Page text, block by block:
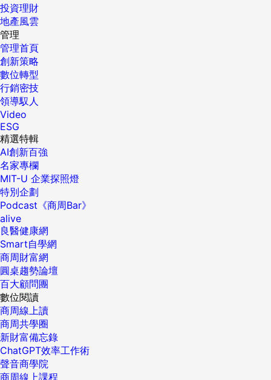
投資理財
地產風雲
管理
管理首頁
創新策略
數位轉型
行銷密技
領導馭人
Video
ESG
精選特輯
AI創新百強
名家專欄
MIT-U 企業探照燈
特別企劃
Podcast《商周Bar》
alive
良醫健康網
Smart自學網
商周財富網
圓桌趨勢論壇
百大顧問團
數位閱讀
商周線上讀
商周共學圈
新財富備忘錄
ChatGPT效率工作術
聲音商學院
商周線上課程